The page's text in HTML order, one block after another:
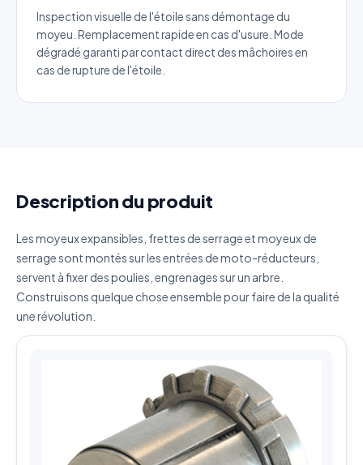
Inspection visuelle de l'étoile sans démontage du
moyeu. Remplacement rapide en cas d'usure. Mode
dégradé garanti par contact direct des mâchoires en
cas de rupture de l'étoile.
Description du produit
Les moyeux expansibles, frettes de serrage et moyeux de
serrage sont montés sur les entrées de moto-réducteurs,
servent à fixer des poulies, engrenages sur un arbre.
Construisons quelque chose ensemble pour faire de la qualité
une révolution.
Référence produit
Quantité estimée
ma demande.Politique de confidentialité
Envoyer ma demande de devis